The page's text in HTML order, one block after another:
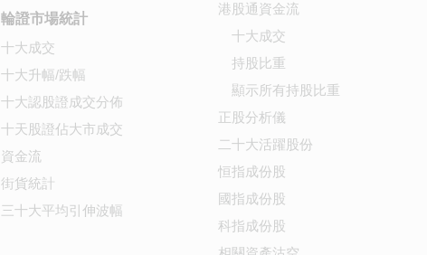
輪證市場統計
十大成交
十大升幅/跌幅
十大認股證成交分佈
十天股證佔大市成交
資金流
街貨統計
三十大平均引伸波幅
港股通資金流
十大成交
持股比重
顯示所有持股比重
正股分析儀
二十大活躍股份
恒指成份股
國指成份股
科指成份股